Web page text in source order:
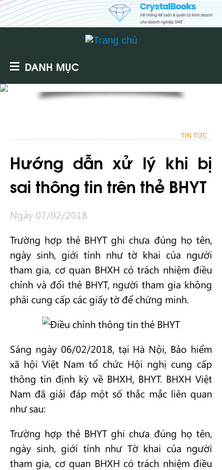
DANH MỤC
TIN TỨC
Hướng dẫn xử lý khi bị
sai thông tin trên thẻ BHYT
Ngày 07/02/2018
Trường hợp thẻ BHYT ghi chưa đúng họ tên,
ngày sinh, giới tính như tờ khai của người
tham gia, cơ quan BHXH có trách nhiệm điều
chỉnh và đổi thẻ BHYT, người tham gia không
phải cung cấp các giấy tờ để chứng minh.
Sáng ngày 06/02/2018, tại Hà Nội, Bảo hiểm
xã hội Việt Nam tổ chức Hội nghị cung cấp
thông tin định kỳ về BHXH, BHYT. BHXH Việt
Nam đã giải đáp một số thắc mắc liên quan
như sau:
Trường hợp thẻ BHYT ghi chưa đúng họ tên,
ngày sinh, giới tính như Tờ khai của người
tham gia, cơ quan BHXH có trách nhiệm điều